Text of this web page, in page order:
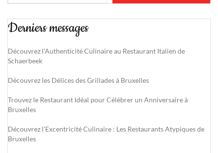
Derniers messages
Découvrez l’Authenticité Culinaire au Restaurant Italien de
Schaerbeek
Découvrez les Délices des Grillades à Bruxelles
Trouvez le Restaurant Idéal pour Célébrer un Anniversaire à
Bruxelles
Découvrez l’Excentricité Culinaire : Les Restaurants Atypiques de
Bruxelles